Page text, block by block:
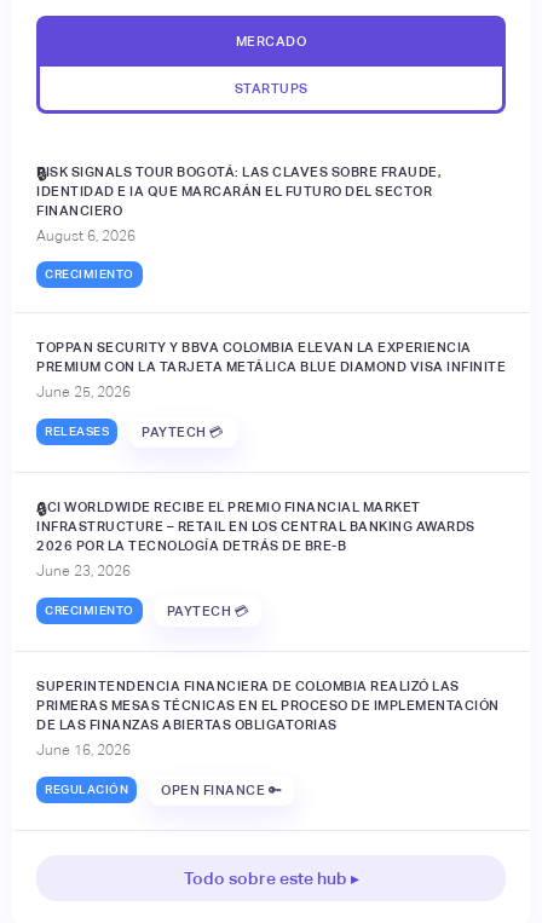
MERCADO
STARTUPS
RISK SIGNALS TOUR BOGOTÁ: LAS CLAVES SOBRE FRAUDE,
IDENTIDAD E IA QUE MARCARÁN EL FUTURO DEL SECTOR
FINANCIERO
August 6, 2026
CRECIMIENTO
🔒
TOPPAN SECURITY Y BBVA COLOMBIA ELEVAN LA EXPERIENCIA
PREMIUM CON LA TARJETA METÁLICA BLUE DIAMOND VISA INFINITE
June 25, 2026
RELEASES PAYTECH 💳
ACI WORLDWIDE RECIBE EL PREMIO FINANCIAL MARKET
INFRASTRUCTURE – RETAIL EN LOS CENTRAL BANKING AWARDS
2026 POR LA TECNOLOGÍA DETRÁS DE BRE-B
June 23, 2026
CRECIMIENTO PAYTECH 💳
🔒
SUPERINTENDENCIA FINANCIERA DE COLOMBIA REALIZÓ LAS
PRIMERAS MESAS TÉCNICAS EN EL PROCESO DE IMPLEMENTACIÓN
DE LAS FINANZAS ABIERTAS OBLIGATORIAS
June 16, 2026
REGULACIÓN OPEN FINANCE 🔑
Todo sobre este hub ▸